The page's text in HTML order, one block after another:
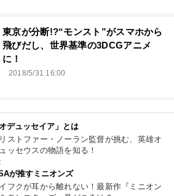
東京が分断!?“モンスト”がスマホから
飛びだし、世界基準の3DCGアニメ
に！
2018/5/31 16:00
オデュッセイア」とは
ストファー・ノーラン監督が挑む、英雄オ
ッセウスの物語を知る！
が推すミニオンズ
フクが耳から離れない！最新作『ミニオン